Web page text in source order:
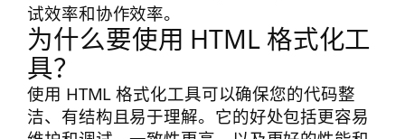
试效率和协作效率。
为什么要使用 HTML 格式化工
具？
使用 HTML 格式化工具可以确保您的代码整
洁、有结构且易于理解。它的好处包括更容易